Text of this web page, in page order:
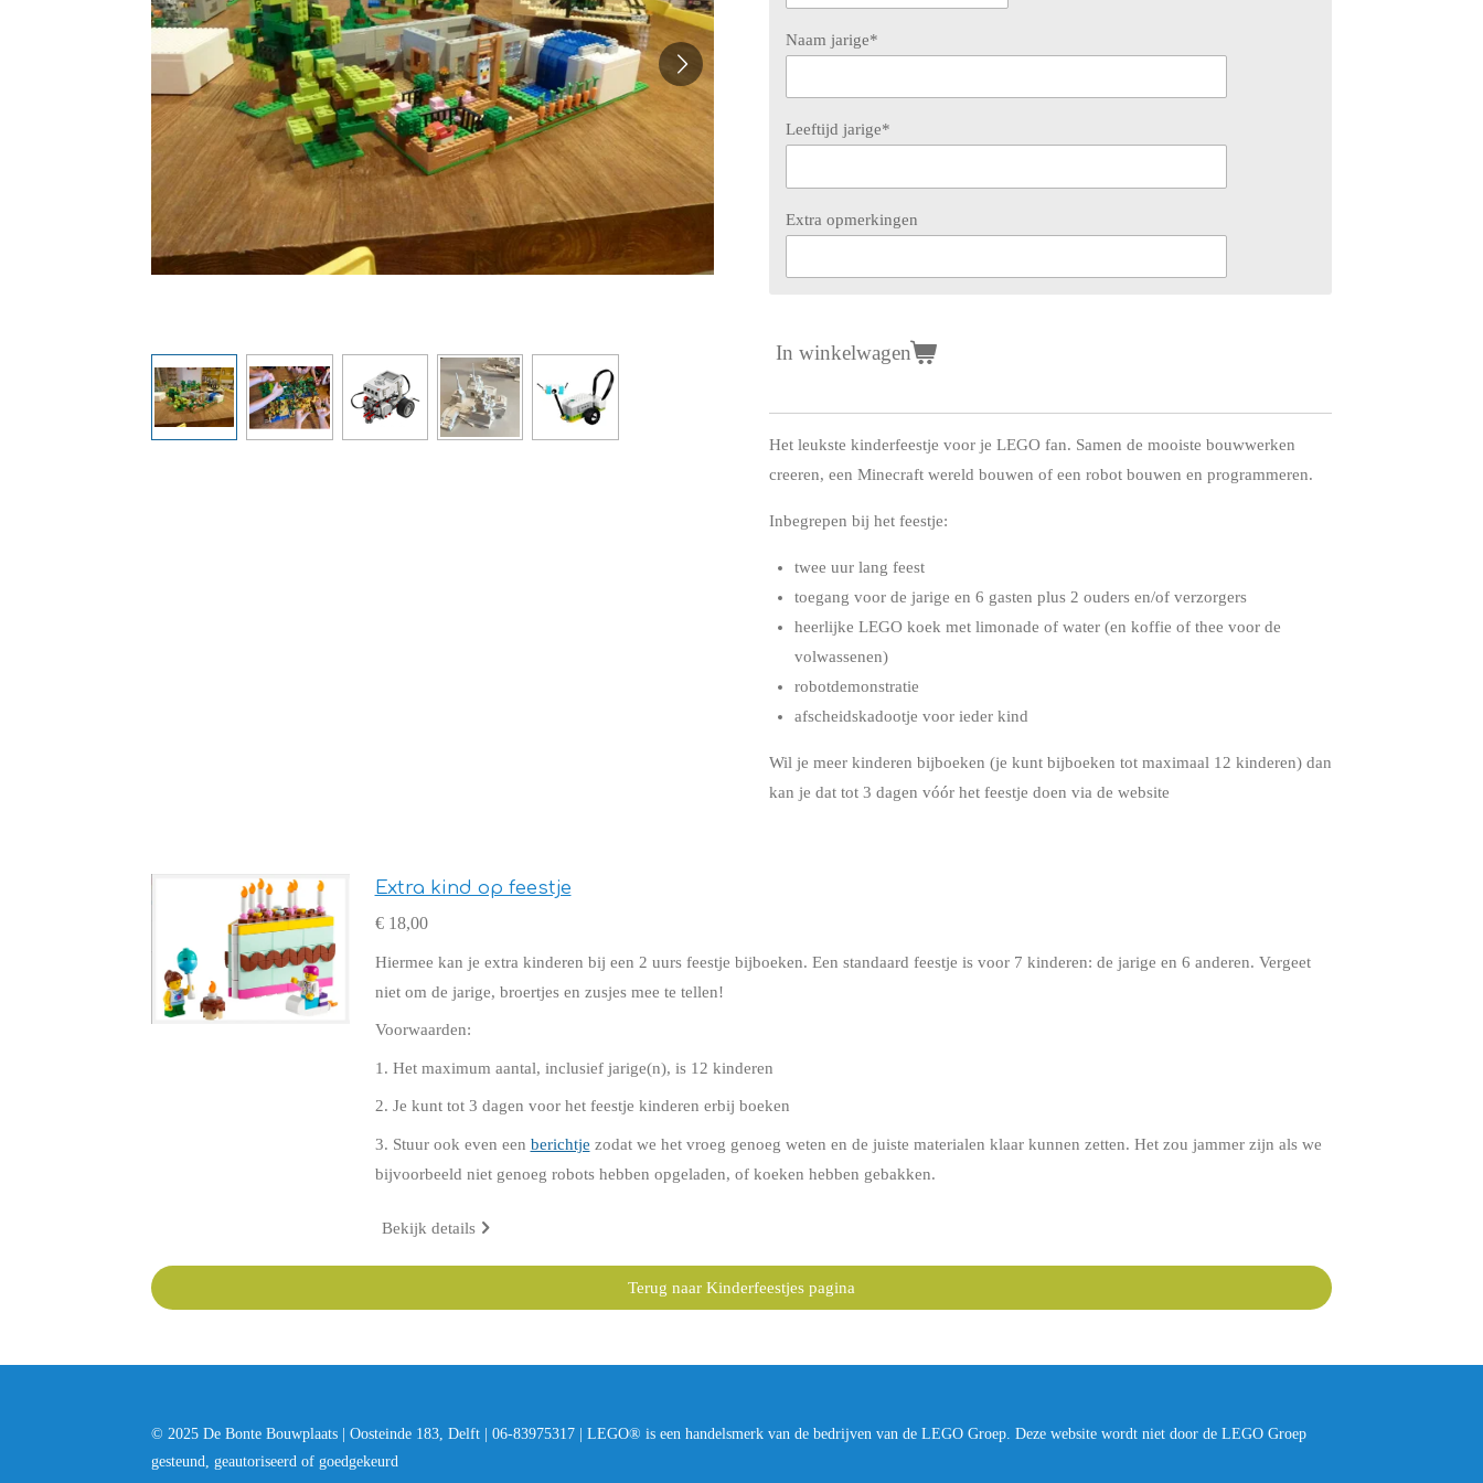
Naam jarige*
Leeftijd jarige*
Extra opmerkingen
In winkelwagen
Het leukste kinderfeestje voor je LEGO fan. Samen de mooiste bouwwerken
creeren, een Minecraft wereld bouwen of een robot bouwen en programmeren.
Inbegrepen bij het feestje:
twee uur lang feest
toegang voor de jarige en 6 gasten plus 2 ouders en/of verzorgers
heerlijke LEGO koek met limonade of water (en koffie of thee voor de
volwassenen)
robotdemonstratie
afscheidskadootje voor ieder kind
Wil je meer kinderen bijboeken (je kunt bijboeken tot maximaal 12 kinderen) dan
kan je dat tot 3 dagen vóór het feestje doen via de website
Extra kind op feestje
€ 18,00
Hiermee kan je extra kinderen bij een 2 uurs feestje bijboeken. Een standaard feestje is voor 7 kinderen: de jarige en 6 anderen. Vergeet
niet om de jarige, broertjes en zusjes mee te tellen!
Voorwaarden:
1. Het maximum aantal, inclusief jarige(n), is 12 kinderen
2. Je kunt tot 3 dagen voor het feestje kinderen erbij boeken
3. Stuur ook even een berichtje zodat we het vroeg genoeg weten en de juiste materialen klaar kunnen zetten. Het zou jammer zijn als we
bijvoorbeeld niet genoeg robots hebben opgeladen, of koeken hebben gebakken.
Bekijk details
Terug naar Kinderfeestjes pagina
© 2025 De Bonte Bouwplaats | Oosteinde 183, Delft | 06-83975317 | LEGO® is een handelsmerk van de bedrijven van de LEGO Groep. Deze website wordt niet door de LEGO Groep
gesteund, geautoriseerd of goedgekeurd